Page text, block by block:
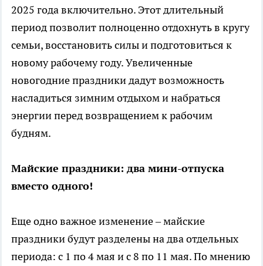
2025 года включительно. Этот длительный
период позволит полноценно отдохнуть в кругу
семьи, восстановить силы и подготовиться к
новому рабочему году. Увеличенные
новогодние праздники дадут возможность
насладиться зимним отдыхом и набраться
энергии перед возвращением к рабочим
будням.
Майские праздники: два мини-отпуска
вместо одного!
Еще одно важное изменение – майские
праздники будут разделены на два отдельных
периода: с 1 по 4 мая и с 8 по 11 мая. По мнению